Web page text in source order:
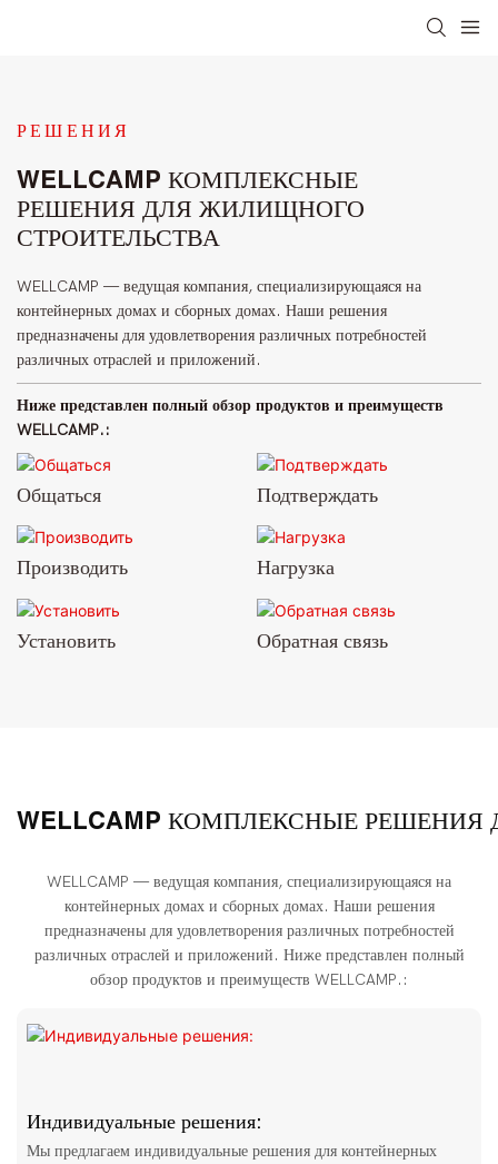
РЕШЕНИЯ
WELLCAMP КОМПЛЕКСНЫЕ
РЕШЕНИЯ ДЛЯ ЖИЛИЩНОГО
СТРОИТЕЛЬСТВА
WELLCAMP — ведущая компания, специализирующаяся на
контейнерных домах и сборных домах. Наши решения
предназначены для удовлетворения различных потребностей
различных отраслей и приложений.
Ниже представлен полный обзор продуктов и преимуществ
WELLCAMP.:
Общаться Подтверждать
Производить Нагрузка
Установить Обратная связь
WELLCAMP — ведущая компания, специализирующаяся на
контейнерных домах и сборных домах. Наши решения
предназначены для удовлетворения различных потребностей
различных отраслей и приложений. Ниже представлен полный
обзор продуктов и преимуществ WELLCAMP.:
Индивидуальные решения:
Мы предлагаем индивидуальные решения для контейнерных